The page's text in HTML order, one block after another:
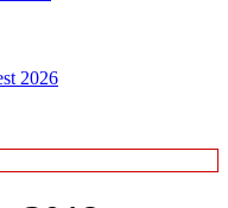
2026